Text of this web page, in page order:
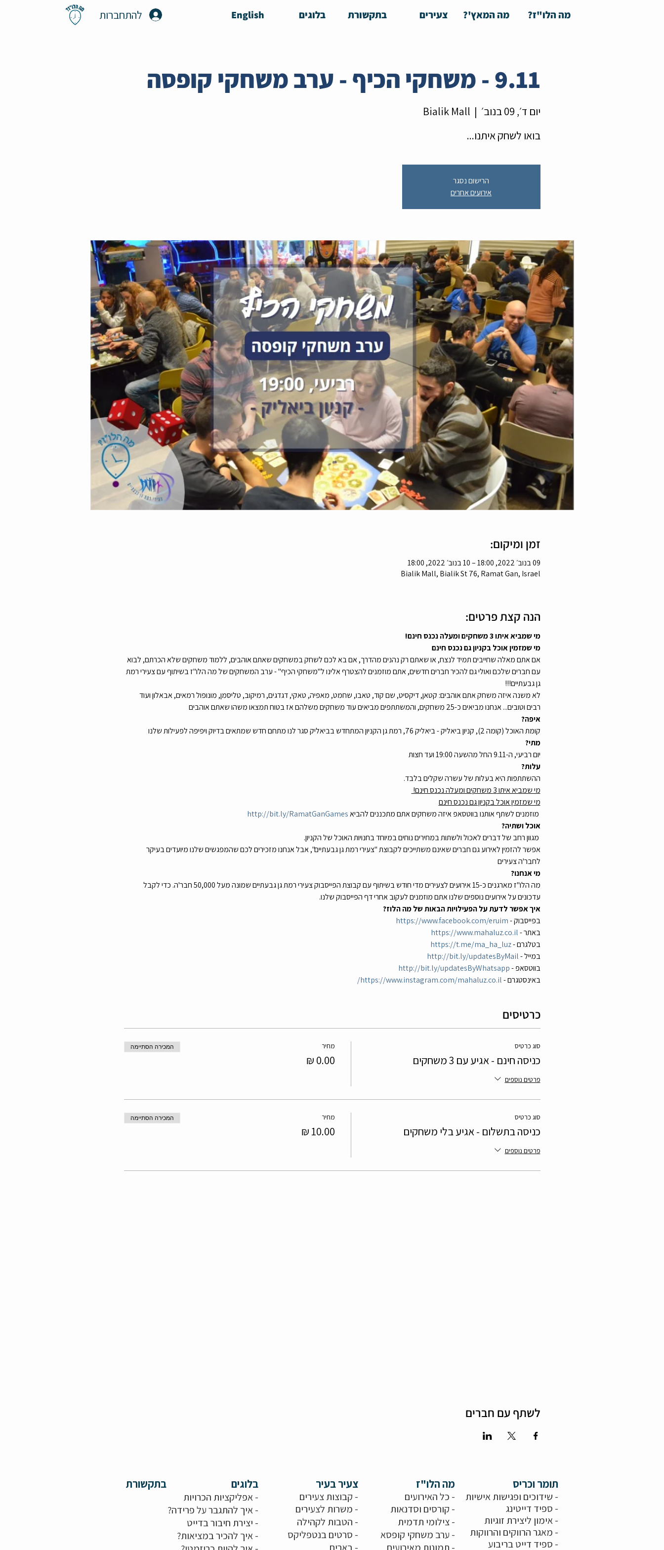
מה הלו"ז? מה המאץ'? צעירים בתקשורת בלוגים English להתחברות
9.11 - משחקי הכיף - ערב משחקי קופסה
יום ד׳, 09 בנוב׳
  |
Bialik Mall
בואו לשחק איתנו...
הרישום נסגר
אירועים אחרים
זמן ומיקום:
09 בנוב׳ 2022, 18:00 – 10 בנוב׳ 2022, 18:00
Bialik Mall, Bialik St 76, Ramat Gan, Israel
הנה קצת פרטים:
מי שמביא איתו 3 משחקים ומעלה נכנס חינם!
מי שמזמין אוכל בקניון גם נכנס חינם
אם אתם מאלה שחייבים תמיד לנצח, או שאתם רק נהנים מהדרך, אם בא לכם לשחק במשחקים שאתם אוהבים, ללמוד משחקים שלא הכרתם, לבוא
עם חברים שלכם ואולי גם להכיר חברים חדשים, אתם מוזמנים להצטרף אלינו ל"משחקי הכיף" - ערב המשחקים של מה הלו"ז בשיתוף עם צעירי רמת
גן גבעתיים!!!
לא משנה איזה משחק אתם אוהבים: קטאן, דיקסיט, שם קוד, טאבו, שחמט, מאפיה, טאקי, דגדגים, רמיקוב, טליסמן, מונופול רמאים, אבאלון ועוד
רבים וטובים... אנחנו מביאים כ-25 משחקים, והמשתתפים מביאים עוד משחקים משלהם אז בטוח תמצאו משהו שאתם אוהבים
איפה?
קומת האוכל (קומה 2), קניון ביאליק - ביאליק 76, רמת גן הקניון המתחדש בביאליק סגר לנו מתחם חדש שמתאים בדיוק ויפיפה לפעילות שלנו
מתי?
יום רביעי, ה-9.11 החל מהשעה 19:00 ועד חצות
עלות?
ההשתתפות היא בעלות של עשרה שקלים בלבד.
מי שמביא איתו 3 משחקים ומעלה נכנס חינם!
מי שמזמין אוכל בקניון גם נכנס חינם
מוזמנים לשתף אותנו בווטסאפ איזה משחקים אתם מתכננים להביא http://bit.ly/RamatGanGames
אוכל ושתיה?
מגוון רחב של דברים לאכול ולשתות במחירים נוחים במיוחד בחנויות האוכל של הקניון.
אפשר להזמין לאירוע גם חברים שאינם משתייכים לקבוצת "צעירי רמת גן גבעתיים", אבל אנחנו מזכירים לכם שהמפגשים שלנו מיועדים בעיקר
לחבר'ה צעירים
מי אנחנו?
מה הלו"ז מארגנים כ-15 אירועים לצעירים מדי חודש בשיתוף עם קבוצת הפייסבוק צעירי רמת גן גבעתיים שמונה מעל 50,000 חבר'ה. כדי לקבל
עדכונים על אירועים נוספים שלנו אתם מוזמנים לעקוב אחרי דף הפייסבוק שלנו.
איך אפשר לדעת על הפעילויות הבאות של מה הלוז?
בפייסבוק - https://www.facebook.com/eruim
באתר - https://www.mahaluz.co.il
בטלגרם - https://t.me/ma_ha_luz
במייל - http://bit.ly/updatesByMail
בווטסאפ - http://bit.ly/updatesByWhatsapp
באינסטגרם - https://www.instagram.com/mahaluz.co.il/
כרטיסים
סוג כרטיס
כניסה חינם - אגיע עם 3 משחקים
פרטים נוספים
מחיר המכירה הסתיימה
סוג כרטיס
כניסה בתשלום - אגיע בלי משחקים
פרטים נוספים
מחיר המכירה הסתיימה
לשתף עם חברים
בתקשורת בלוגים
-אפליקציות הכרויות
-איך להתגבר על פרידה?
- יצירת חיבור בדייט
-איך להכיר במציאות?
צעיר בעיר
- קבוצות צעירים
- משרות לצעירים
- הטבות לקהילה
- סרטים בנטפליקס
מה הלו"ז
- כל האירועים
- קורסים וסדנאות
-צילומי תדמית
- ערב משחקי קופסא
תומר וכריס
- שידוכים ופגישות אישיות
- ספיד דייטינג
-אימון ליצירת זוגיות
- מאגר הרווקים והרווקות
- ספיד דייט בריבוע